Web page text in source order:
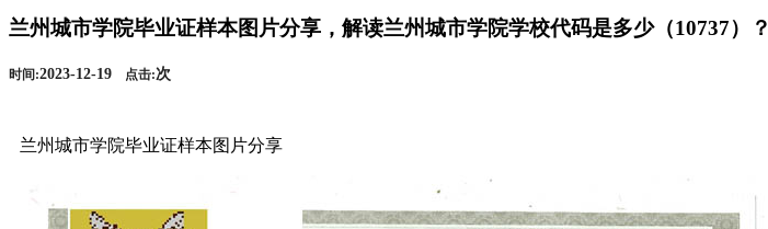
兰州城市学院毕业证样本图片分享，解读兰州城市学院学校代码是多少（10737）？
时间:2023-12-19 点击:次
兰州城市学院毕业证样本图片分享